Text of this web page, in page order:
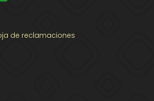
de reclamaciones